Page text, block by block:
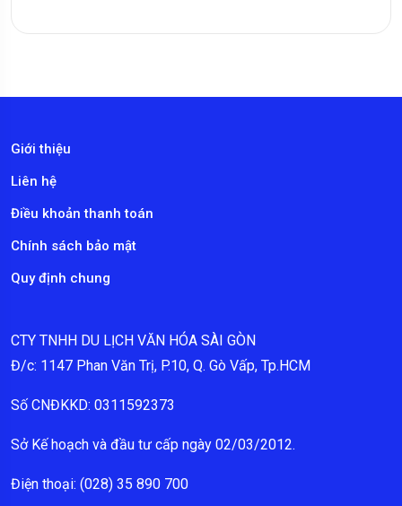
Giới thiệu
Liên hệ
Điều khoản thanh toán
Chính sách bảo mật
Quy định chung
CTY TNHH DU LỊCH VĂN HÓA SÀI GÒN
Đ/c: 1147 Phan Văn Trị, P.10, Q. Gò Vấp, Tp.HCM
Số CNĐKKD: 0311592373
Sở Kế hoạch và đầu tư cấp ngày 02/03/2012.
Điện thoại: (028) 35 890 700